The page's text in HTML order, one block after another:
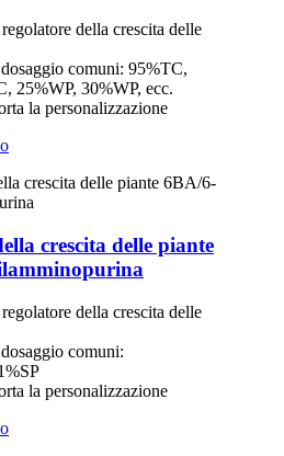
della crescita delle
comuni: 95%TC,
25%WP, 30%WP, ecc.
la personalizzazione
crescita delle piante
della crescita delle
comuni:
la personalizzazione